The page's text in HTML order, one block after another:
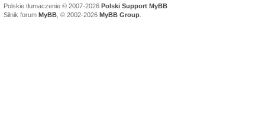
Polskie tłumaczenie © 2007-2026 Polski Support MyBB
Silnik forum MyBB , © 2002-2026 MyBB Group